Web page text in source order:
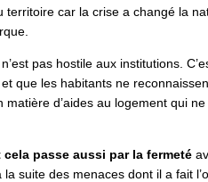
car la crise a changé la
pas hostile aux institutions.
que les habitants ne
d’aides au logement qui
passe aussi par la fermeté
suite des menaces dont il a fait